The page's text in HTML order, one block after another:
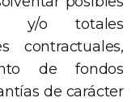
y/o totales
contractuales,
de fondos
de carácter